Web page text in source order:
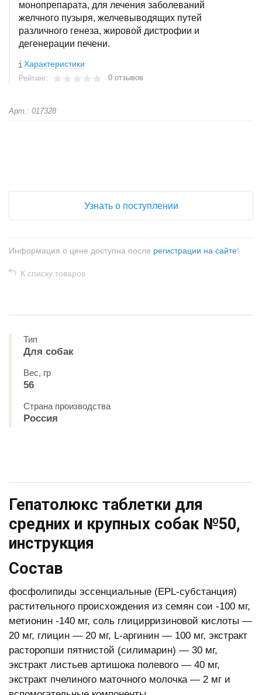
монопрепарата, для лечения заболеваний
желчного пузыря, желчевыводящих путей
различного генеза, жировой дистрофии и
дегенерации печени.
Характеристики
Рейтинг: 0 отзывов
Арт.: 017328
Узнать о поступлении
Информация о цене доступна после регистрации на сайте!
К списку товаров
Тип
Для собак
Вес, гр
56
Страна производства
Россия
Гепатолюкс таблетки для
средних и крупных собак №50,
инструкция
Состав
фосфолипиды эссенциальные (EPL-субстанция)
растительного происхождения из семян сои -100 мг,
метионин -140 мг, соль глицирризи­новой кислоты —
20 мг, глицин — 20 мг, L-аргинин — 100 мг, экстракт
расторопши пятнистой (силимарин) — 30 мг,
экстракт листьев артишока полевого — 40 мг,
экстракт пчелиного маточного молочка — 2 мг и